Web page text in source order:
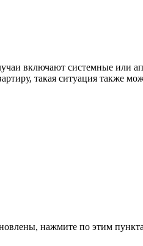
включают системные или
такая ситуация также
нажмите по этим